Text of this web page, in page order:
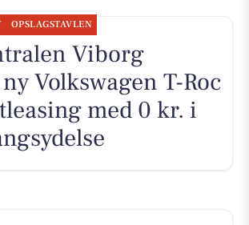
OPSLAGSTAVLEN
Viborg
Volkswagen T-Roc
med 0 kr. i